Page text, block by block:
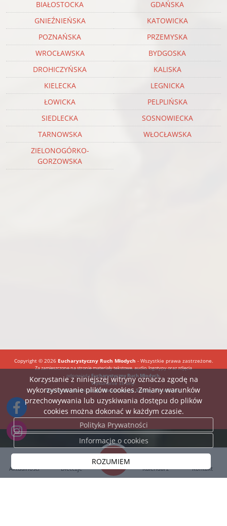
Aktualności Diecezje Kalendarz Kontakt
BIAŁOSTOCKA
GDAŃSKA
GNIEŹNIEŃSKA
KATOWICKA
POZNAŃSKA
PRZEMYSKA
WROCŁAWSKA
BYDGOSKA
DROHICZYŃSKA
KALISKA
KIELECKA
LEGNICKA
ŁOWICKA
PELPLIŃSKA
SIEDLECKA
SOSNOWIECKA
TARNOWSKA
WŁOCŁAWSKA
ZIELONOGÓRKO-
GORZOWSKA
Copyright © 2026 Eucharystyczny Ruch Młodych - Wszystkie prawa zastrzeżone.
Za zamieszczone na stronie materiały tekstowe, audio, logotypy oraz zdjęcia
odpowiada Eucharystyczny Ruch Młodych.
Wykonanie strony:
BartoszDostatni.pl
Nowoczesne Strony Parafialne
Korzystanie z niniejszej witryny oznacza zgodę na
wykorzystywanie plików cookies. Zmiany warunków
przechowywania lub uzyskiwania dostępu do plików
cookies można dokonać w każdym czasie.
Polityka Prywatności
Informacje o cookies
ROZUMIEM